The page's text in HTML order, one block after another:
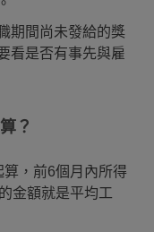
期間尚未發給的獎
看是否有事先與雇
？
，前6個月內所得
金額就是平均工